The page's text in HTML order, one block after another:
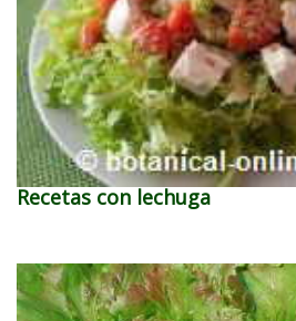
Recetas con lechuga